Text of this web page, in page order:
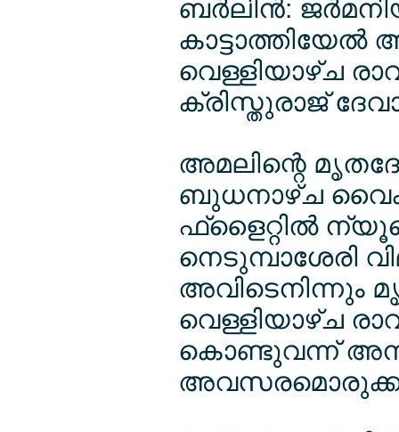
ബര്‍ലിന്‍:
കാട്ടാത്തിയേല്‍
വെള്ളിയാഴ്ച
ക്രിസ്തുരാജ്
അമലിന്റെ
ബുധനാഴ്ച
ഫ്ളൈറ്റില്‍
നെടുമ്പാശേരി
അവിടെനിന്നും
വെള്ളിയാഴ്ച
കൊണ്ടുവന്ന്